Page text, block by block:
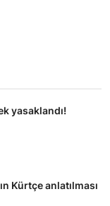
yasaklandı!
Kürtçe anlatılması